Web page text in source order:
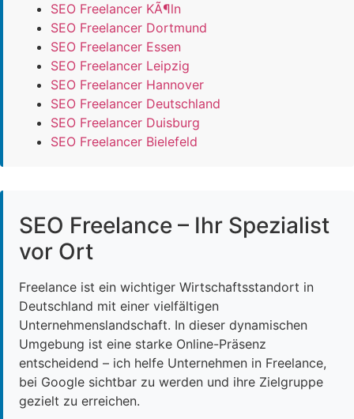
SEO Freelancer KÃ¶ln
SEO Freelancer Dortmund
SEO Freelancer Essen
SEO Freelancer Leipzig
SEO Freelancer Hannover
SEO Freelancer Deutschland
SEO Freelancer Duisburg
SEO Freelancer Bielefeld
SEO Freelance – Ihr Spezialist
vor Ort
Freelance ist ein wichtiger Wirtschaftsstandort in
Deutschland mit einer vielfältigen
Unternehmenslandschaft. In dieser dynamischen
Umgebung ist eine starke Online-Präsenz
entscheidend – ich helfe Unternehmen in Freelance,
bei Google sichtbar zu werden und ihre Zielgruppe
gezielt zu erreichen.